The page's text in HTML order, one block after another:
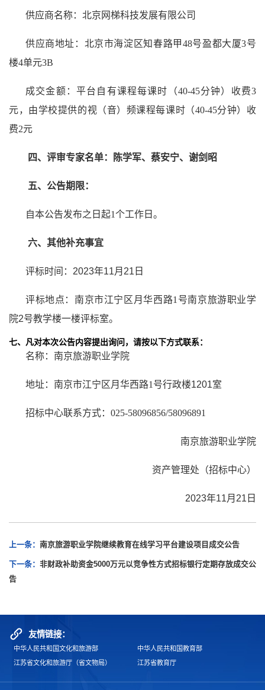
供应商名称：北京网梯科技发展有限公司
供应商地址：北京市海淀区知春路甲48号盈都大厦3号
楼4单元3B
成交金额：平台自有课程每课时（40-45分钟）收费3
元，由学校提供的视（音）频课程每课时（40-45分钟）收
费2元
四、评审专家名单：陈学军、蔡安宁、谢剑昭
五、公告期限：
自本公告发布之日起1个工作日。
六、其他补充事宜
评标时间： 2023年11月21日
评标地点：南京市江宁区月华西路1 号南京旅游职业学
院2号教学楼一楼评标室。
七、凡对本次公告内容提出询问，请按以下方式联系：
名称：南京旅游职业学院
地址：南京市江宁区月华西路1 号行政楼1201室
招标中心联系方式：025-58096856/58096891
南京旅游职业学院
资产管理处（招标中心）
2023年11月21日
上一条： 南京旅游职业学院继续教育在线学习平台建设项目成交公告
下一条： 非财政补助资金5000万元以竞争性方式招标银行定期存放成交公
告
友情链接：
中华人民共和国文化和旅游部
中华人民共和国教育部
江苏省文化和旅游厅（省文物局）
江苏省教育厅